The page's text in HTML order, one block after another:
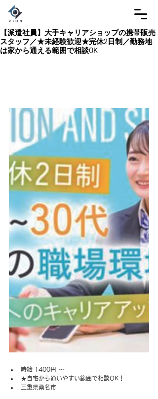
【派遣社員】大手キャリアショップの携帯販売
スタッフ／★未経験歓迎★完休2日制／勤務地
は家から通える範囲で相談OK
時給 1400円 〜
★自宅から通いやすい範囲で相談OK！
三重県桑名市